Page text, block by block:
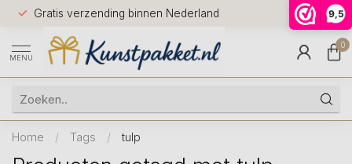
9,5
Gratis verzending binnen Nederland
Voor
huis
9.5
MENU
0
Home / Tags / tulp